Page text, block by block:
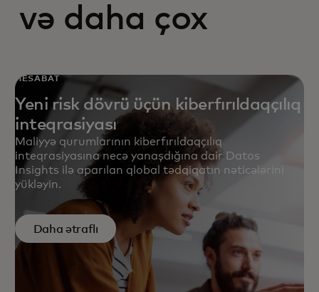
və daha çox
HESABAT
Yeni risk dövrü üçün kiberfırıldaqçılıq
inteqrasiyası
Maliyyə qurumlarının kiberfırıldaqçılıq
inteqrasiyasına necə yanaşdığına dair Datos
Insights ilə aparılan qlobal tədqiqatın nəticələrini
yükləyin.
Daha ətraflı